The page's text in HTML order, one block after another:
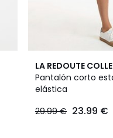
LA REDOUTE
Pantalón corto
elástica
29.99 € 23.99 €